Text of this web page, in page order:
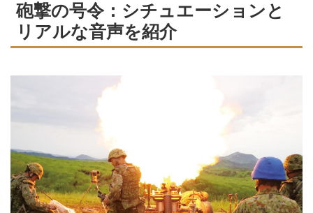
砲撃の号令：シチュエーションと
リアルな音声を紹介